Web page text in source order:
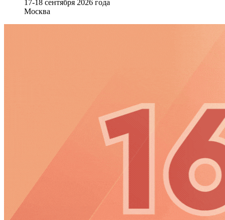
17-18 сентября 2026 года
Москва